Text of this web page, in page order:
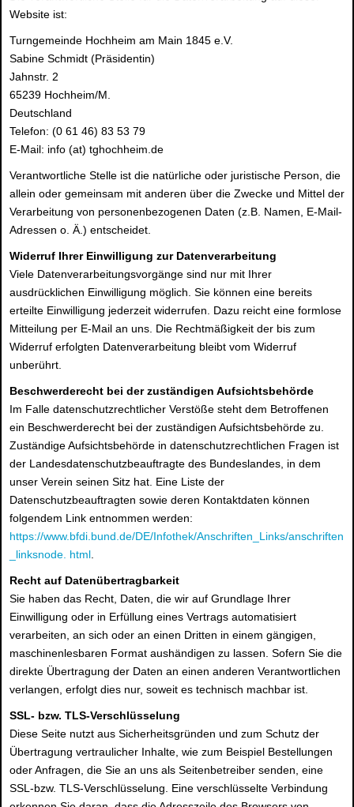
Website ist:
Turngemeinde Hochheim am Main 1845 e.V.
Sabine Schmidt (Präsidentin)
Jahnstr. 2
65239 Hochheim/M.
Deutschland
Telefon: (0 61 46) 83 53 79
E-Mail: info (at) tghochheim.de
Verantwortliche Stelle ist die natürliche oder juristische Person, die
allein oder gemeinsam mit anderen über die Zwecke und Mittel der
Verarbeitung von personenbezogenen Daten (z.B. Namen, E-Mail-
Adressen o. Ä.) entscheidet.
Widerruf Ihrer Einwilligung zur Datenverarbeitung
Viele Datenverarbeitungsvorgänge sind nur mit Ihrer
ausdrücklichen Einwilligung möglich. Sie können eine bereits
erteilte Einwilligung jederzeit widerrufen. Dazu reicht eine formlose
Mitteilung per E-Mail an uns. Die Rechtmäßigkeit der bis zum
Widerruf erfolgten Datenverarbeitung bleibt vom Widerruf
unberührt.
Beschwerderecht bei der zuständigen Aufsichtsbehörde
Im Falle datenschutzrechtlicher Verstöße steht dem Betroffenen
ein Beschwerderecht bei der zuständigen Aufsichtsbehörde zu.
Zuständige Aufsichtsbehörde in datenschutzrechtlichen Fragen ist
der Landesdatenschutzbeauftragte des Bundeslandes, in dem
unser Verein seinen Sitz hat. Eine Liste der
Datenschutzbeauftragten sowie deren Kontaktdaten können
folgendem Link entnommen werden:
https://www.bfdi.bund.de/DE/Infothek/Anschriften_Links/anschriften
_linksnode. html.
Recht auf Datenübertragbarkeit
Sie haben das Recht, Daten, die wir auf Grundlage Ihrer
Einwilligung oder in Erfüllung eines Vertrags automatisiert
verarbeiten, an sich oder an einen Dritten in einem gängigen,
maschinenlesbaren Format aushändigen zu lassen. Sofern Sie die
direkte Übertragung der Daten an einen anderen Verantwortlichen
verlangen, erfolgt dies nur, soweit es technisch machbar ist.
SSL- bzw. TLS-Verschlüsselung
Diese Seite nutzt aus Sicherheitsgründen und zum Schutz der
Übertragung vertraulicher Inhalte, wie zum Beispiel Bestellungen
oder Anfragen, die Sie an uns als Seitenbetreiber senden, eine
SSL-bzw. TLS-Verschlüsselung. Eine verschlüsselte Verbindung